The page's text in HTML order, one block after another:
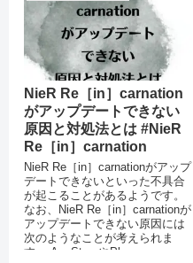
NieR Re［in］carnation
がアップデートできない
原因と対処法とは #NieR
Re［in］carnation
NieR Re［in］carnationがアップ
デートできないといった不具合
が起こることがあるようです。
なお、NieR Re［in］carnationが
アップデートできない原因には
次のようなことが考えられま
す。 AppStoreやPl...